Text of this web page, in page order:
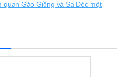
quan Gáo Giồng và Sa Đéc một